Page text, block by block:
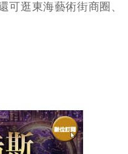
可逛東海藝術街商圈、